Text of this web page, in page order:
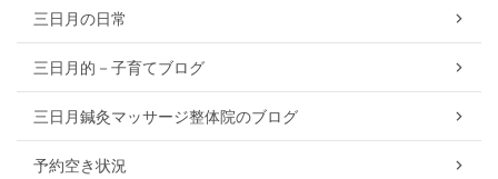
三日月の日常
三日月的－子育てブログ
三日月鍼灸マッサージ整体院のブログ
予約空き状況